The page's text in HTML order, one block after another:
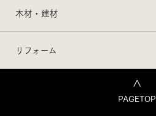
木材・建材
リフォーム
PAGETOP